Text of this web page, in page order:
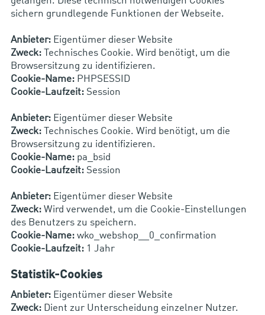
sichern grundlegende Funktionen der Webseite.
Anbieter:Eigentümer dieser Website
Zweck:Technisches Cookie. Wird benötigt, um die
Browsersitzung zu identifizieren.
Cookie-Name:PHPSESSID
Cookie-Laufzeit:Session
Anbieter:Eigentümer dieser Website
Zweck:Technisches Cookie. Wird benötigt, um die
Browsersitzung zu identifizieren.
Cookie-Name:pa_bsid
Cookie-Laufzeit:Session
Anbieter:Eigentümer dieser Website
Zweck:Wird verwendet, um die Cookie-Einstellungen
des Benutzers zu speichern.
Cookie-Name:wko_webshop__0_confirmation
Cookie-Laufzeit:1 Jahr
Statistik-Cookies
Anbieter:Eigentümer dieser Website
Zweck:Dient zur Unterscheidung einzelner Nutzer.